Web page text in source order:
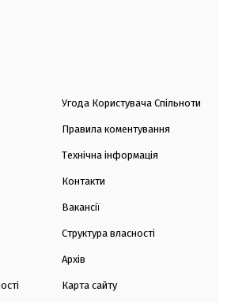
Угода Користувача Спільноти
Правила коментування
Технічна інформація
Контакти
Вакансії
Структура власності
Архів
Карта сайту